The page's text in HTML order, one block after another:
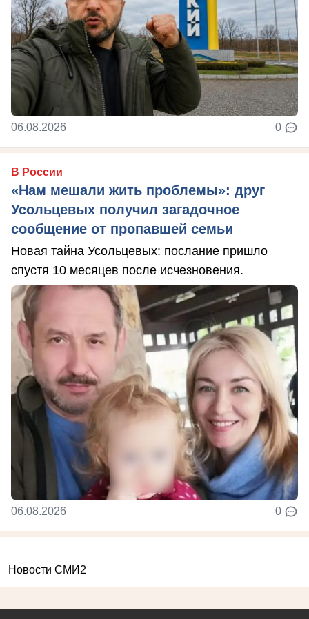
06.08.2026 0
В России
«Нам мешали жить проблемы»: друг
Усольцевых получил загадочное
сообщение от пропавшей семьи
Новая тайна Усольцевых: послание пришло
спустя 10 месяцев после исчезновения.
06.08.2026 0
Новости СМИ2